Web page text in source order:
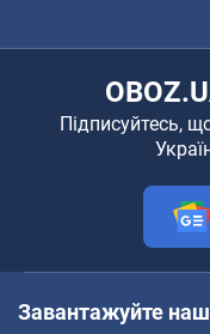
Підписуйтесь,
Завантажуйте